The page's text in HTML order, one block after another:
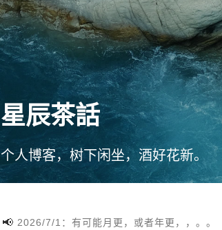
星辰茶話
个人博客，树下闲坐，酒好花新。
2026/7/1：有可能月更，或者年更，，。。